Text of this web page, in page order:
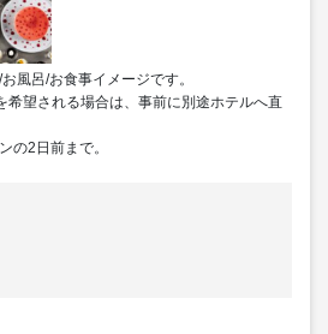
風呂/お食事イメージです。
望される場合は、事前に別途ホテルへ直
の2日前まで。